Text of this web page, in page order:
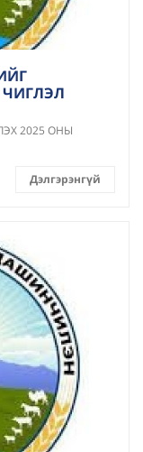
ЧИГЛЭЛ
2025 ОНЫ
Дэлгэрэнгүй